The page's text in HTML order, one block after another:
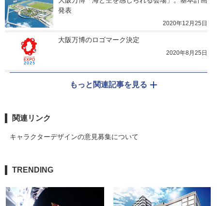
発表
2020年12月25日
大阪万博のロゴマーク決定
2020年8月25日
もっと関連記事を見る
関連リンク
キャラクターデザインの意見募集について
TRENDING